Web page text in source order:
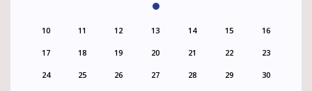
10 11 12 13 14 15 16
17 18 19 20 21 22 23
24 25 26 27 28 29 30